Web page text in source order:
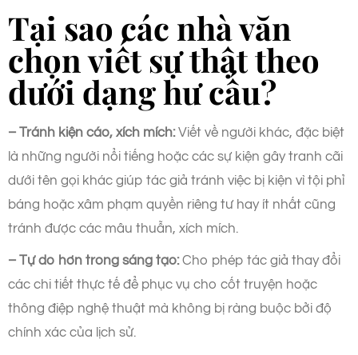
Tại sao các nhà văn
chọn viết sự thật theo
dưới dạng hư cấu?
– Tránh kiện cáo, xích mích:Viết về người khác, đặc biệt
là những người nổi tiếng hoặc các sự kiện gây tranh cãi
dưới tên gọi khác giúp tác giả tránh việc bị kiện vì tội phỉ
báng hoặc xâm phạm quyền riêng tư hay ít nhất cũng
tránh được các mâu thuẫn, xích mích.
– Tự do hơn trong sáng tạo:Cho phép tác giả thay đổi
các chi tiết thực tế để phục vụ cho cốt truyện hoặc
thông điệp nghệ thuật mà không bị ràng buộc bởi độ
chính xác của lịch sử.